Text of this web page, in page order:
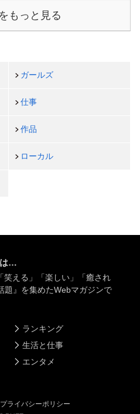
もっと見る
ガールズ
仕事
作品
ローカル
は…
える」「楽しい」「癒され
題』を集めたWebマガジンで
ランキング
生活と仕事
エンタメ
プライバシーポリシー